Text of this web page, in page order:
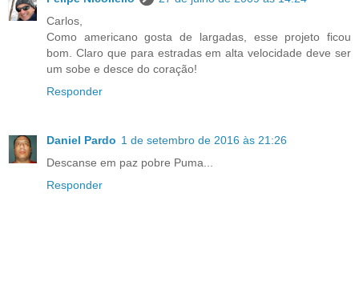
Carlos,
Como americano gosta de largadas, esse projeto ficou
bom. Claro que para estradas em alta velocidade deve ser
um sobe e desce do coração!
Responder
Daniel Pardo 1 de setembro de 2016 às 21:26
Descanse em paz pobre Puma...
Responder